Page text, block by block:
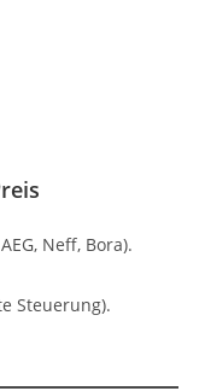
Neff, Bora).
Steuerung).